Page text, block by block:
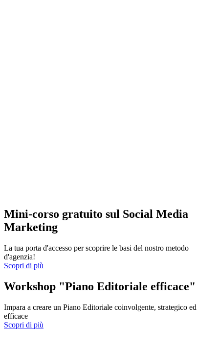
Mini-corso gratuito sul Social Media
Marketing
La tua porta d'accesso per scoprire le basi del nostro metodo
d'agenzia!
Scopri di più
Workshop "Piano Editoriale efficace"
Impara a creare un Piano Editoriale coinvolgente, strategico ed
efficace
Scopri di più